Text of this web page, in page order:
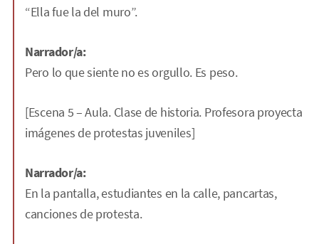
“Ella fue la del muro”.
Narrador/a:
Pero lo que siente no es orgullo. Es peso.
[Escena 5 – Aula. Clase de historia. Profesora proyecta
imágenes de protestas juveniles]
Narrador/a:
En la pantalla, estudiantes en la calle, pancartas,
canciones de protesta.